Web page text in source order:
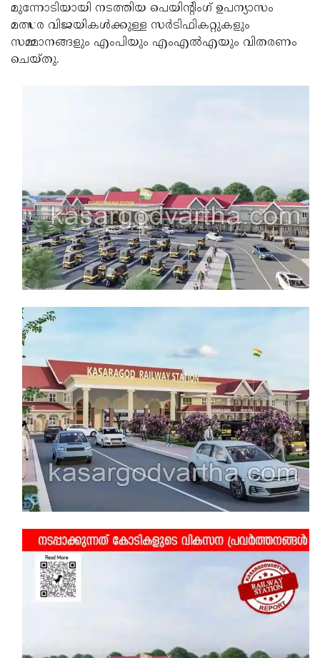
മുന്നോടിയായി നടത്തിയ പെയിന്റിംഗ് ഉപന്യാസം
മത്സര വിജയികള്‍ക്കുള്ള സര്‍ടിഫികറ്റുകളും
സമ്മാനങ്ങളും എംപിയും എംഎല്‍എയും വിതരണം
ചെയ്തു.